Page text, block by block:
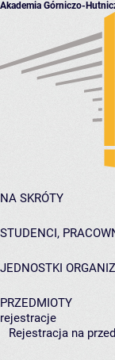
Akademia Górniczo-
NA SKRÓTY
STUDENCI,
JEDNOSTKI
PRZEDMIOTY
rejestracje
Rejestracja na